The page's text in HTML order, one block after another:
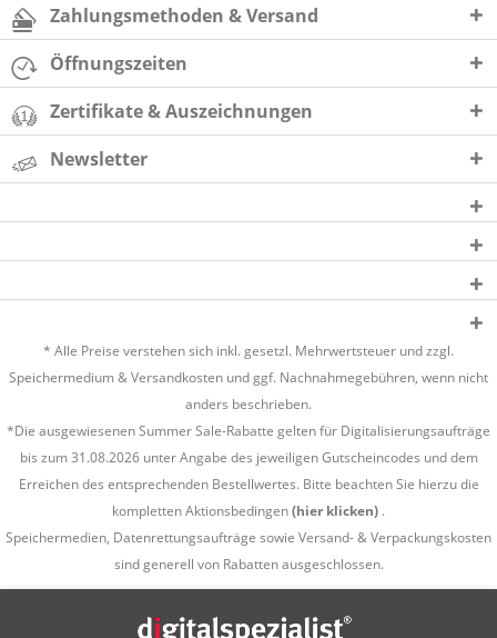
Zahlungsmethoden & Versand
Öffnungszeiten
Zertifikate & Auszeichnungen
Newsletter
* Alle Preise verstehen sich inkl. gesetzl. Mehrwertsteuer und zzgl.
Speichermedium &Versandkosten und ggf. Nachnahmegebühren, wenn nicht
anders beschrieben.
*Die ausgewiesenen Summer Sale-Rabatte gelten für Digitalisierungsaufträge
bis zum 31.08.2026 unter Angabe des jeweiligen Gutscheincodes und dem
Erreichen des entsprechenden Bestellwertes. Bitte beachten Sie hierzu die
kompletten Aktionsbedingen(hier klicken) .
Speichermedien, Datenrettungsaufträge sowie Versand- & Verpackungskosten
sind generell von Rabatten ausgeschlossen.